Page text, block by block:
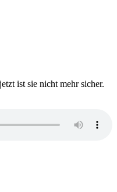
ist sie nicht mehr sicher.